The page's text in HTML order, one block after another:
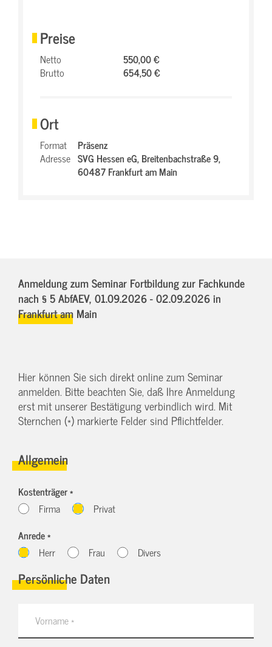
Preise
Netto
550,00 €
Brutto
654,50 €
Ort
Format
Präsenz
Adresse SVG Hessen eG,Breitenbachstraße 9,
60487 Frankfurt am Main
Anmeldung zum Seminar Fortbildung zur Fachkunde
nach § 5 AbfAEV, 01.09.2026 - 02.09.2026in
Frankfurt am Main
Hier können Sie sich direkt online zum Seminar
anmelden. Bitte beachten Sie, daß Ihre Anmeldung
erst mit unserer Bestätigung verbindlich wird. Mit
Sternchen (*) markierte Felder sind Pflichtfelder.
Allgemein
Kostenträger *
Firma
Privat
Anrede *
Herr
Frau Divers
Persönliche Daten